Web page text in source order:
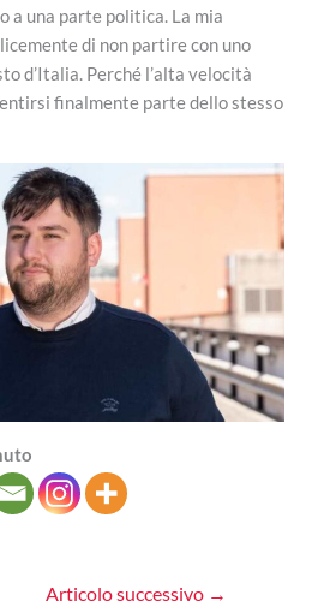
a una parte politica. La mia
di non partire con uno
d’Italia. Perché l’alta velocità
finalmente parte dello stesso
Articolo successivo →